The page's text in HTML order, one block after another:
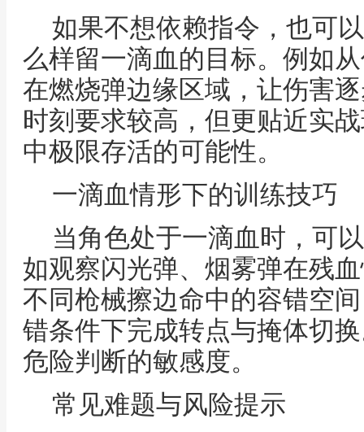
如果不想依赖指令，也可
么样留一滴血的目标。例如
在燃烧弹边缘区域，让伤害
时刻要求较高，但更贴近实
中极限存活的可能性。
一滴血情形下的训练技巧
当角色处于一滴血时，可
如观察闪光弹、烟雾弹在残
不同枪械擦边命中的容错空
错条件下完成转点与掩体切
危险判断的敏感度。
常见难题与风险提示